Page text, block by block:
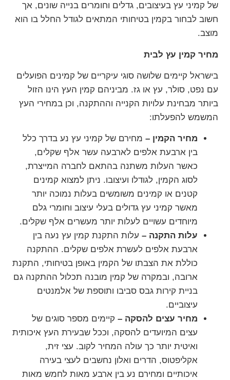
של קמיני עץ בעיצובים, גדלים וחומרים בנייה שונים, אך
חשוב לבחור בקמין בטיחותי המתאים לגודל החלל בו הוא
מוצב.
מחיר קמין עץ לבית
בישראל קיימים שלושה סוגי עיקריים של קמינים הפועלים
עם נפט, סולר, עץ או גז. מביניהם קמין העץ הינו הזול
ביותר מבחינת עלויות הקנייה וההתקנה, וכן במחירי העץ
המשמש להפעלתו:
מחיר הקמין – מחירם של קמיני עץ נע בדרך כלל
בין ארבעת אלפים לארבעה עשר אלף שקלים,
כאשר העלות משתנה בהתאם לחברה המייצרת,
לסוג הקמין, לגודלו ועיצובו. ניתן למצוא קמינים
קטנים או קמינים משומשים בעלות נמוכה יותר
מאשר קמיני עץ גדולים בעלי עיצוב וחומרי גלם
מיוחדים עשויים לעלות יותר מעשרים אלף שקלים.
עלות התקנה – עלות התקנת קמין עץ נעה בין
ארבעת אלפים לעשרת אלפים שקלים. ההתקנה
כוללת את הצבתו של הקמין באופן בטיחותי, התקנת
ארובה, ובמקרה של קמין מובנה תכלול ההתקנה גם
בניית קירות גבס סביבו ותוספת של אלמנטים
עיצוביים.
מחיר עצים להסקה – קיימים מספר סוגים של
עצים המיועדים להסקה, וככל שבעירת העץ איכותית
ואיטית יותר כך עולה המחיר לקוב. עצי זית,
אקליפטוס, הדרים ואלון נחשבים לעצי בעירה
איכותיים ומחירם נע בין ארבע מאות לחמש מאות